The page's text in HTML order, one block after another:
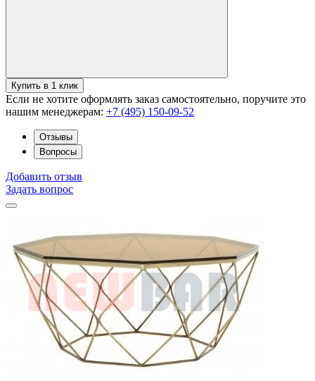
Купить в 1 клик
Если не хотите оформлять заказ самостоятельно, поручите это
нашим менеджерам: +7 (495) 150-09-52
Отзывы
Вопросы
Добавить отзыв
Задать вопрос